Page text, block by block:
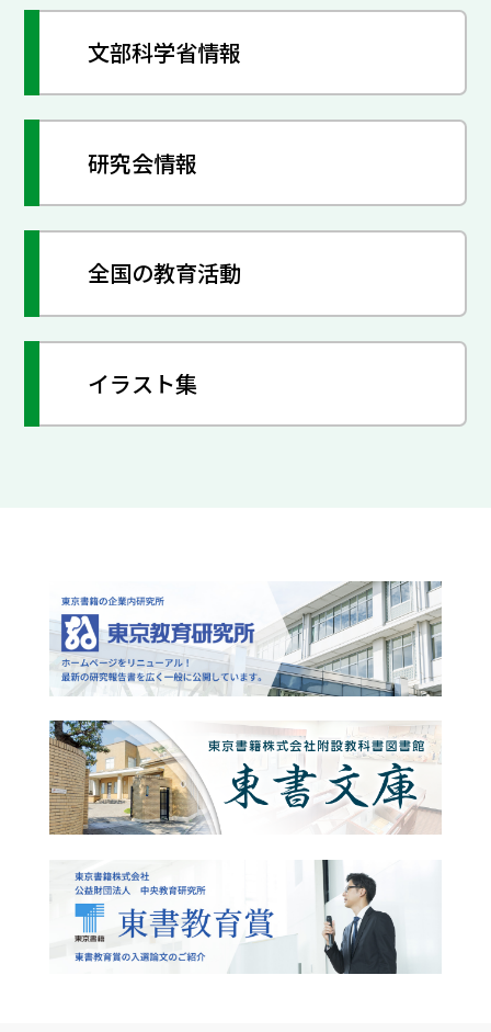
文部科学省情報
研究会情報
全国の教育活動
イラスト集